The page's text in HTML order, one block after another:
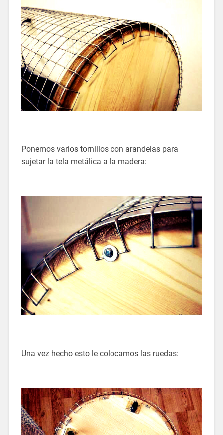
Ponemos varios tornillos con arandelas para
sujetar la tela metálica a la madera:
Una vez hecho esto le colocamos las ruedas: